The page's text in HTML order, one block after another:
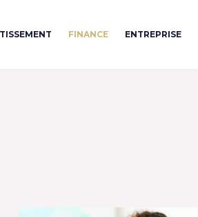
FINANCE ENTREPRISE